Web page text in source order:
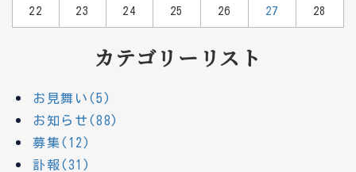
22 23 24 25 26 27 28
カテゴリーリスト
お見舞い(5)
お知らせ(88)
募集(12)
訃報(31)